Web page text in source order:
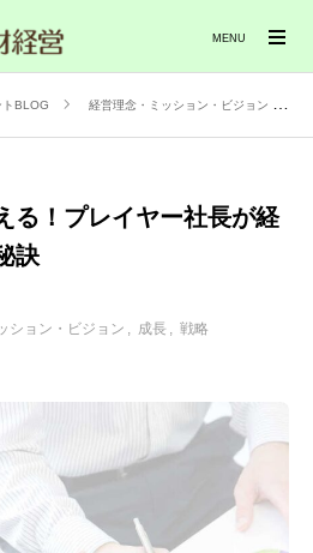
トBLOG 経営理念・ミッション・ビジョン
る！プレイヤー社長が経
訣
ション・ビジョン 成長 戦略
MENU